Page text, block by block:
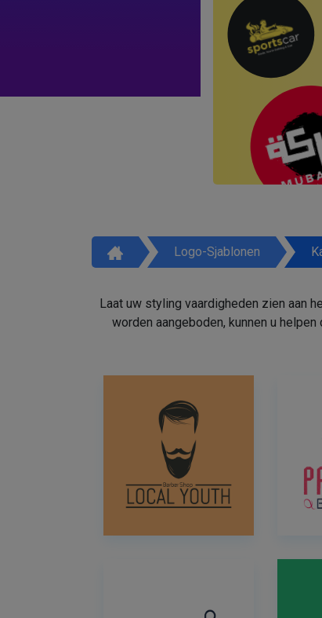
Logo-Sjablonen
Laat uw styling vaardigheden zien aan
worden aangeboden, kunnen u